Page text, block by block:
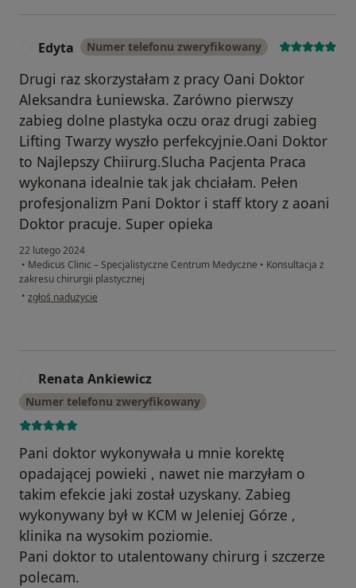
Edyta Numer telefonu zweryfikowany
Drugi raz skorzystałam z pracy Oani Doktor
Aleksandra Łuniewska. Zarówno pierwszy
zabieg dolne plastyka oczu oraz drugi zabieg
Lifting Twarzy wyszło perfekcyjnie.Oani Doktor
to Najlepszy Chiirurg.Slucha Pacjenta Praca
wykonana idealnie tak jak chciałam. Pełen
profesjonalizm Pani Doktor i staff ktory z aoani
Doktor pracuje. Super opieka
22 lutego 2024
• Medicus Clinic – Specjalistyczne Centrum Medyczne • Konsultacja z
zakresu chirurgii plastycznej
• w opinii użytkownika Edyta
zgłoś nadużycie
Renata Ankiewicz
Numer telefonu zweryfikowany
Pani doktor wykonywała u mnie korektę
opadającej powieki , nawet nie marzyłam o
takim efekcie jaki został uzyskany. Zabieg
wykonywany był w KCM w Jeleniej Górze ,
klinika na wysokim poziomie.
Pani doktor to utalentowany chirurg i szczerze
polecam.